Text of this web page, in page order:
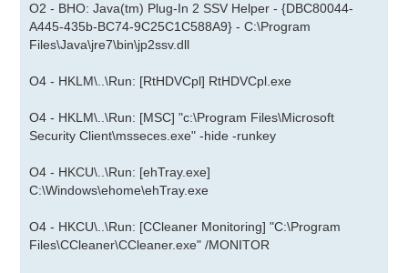
O2 - BHO: Java(tm) Plug-In 2 SSV Helper - {DBC80044-
A445-435b-BC74-9C25C1C588A9} - C:\Program
Files\Java\jre7\bin\jp2ssv.dll
O4 - HKLM\..\Run: [RtHDVCpl] RtHDVCpl.exe
O4 - HKLM\..\Run: [MSC] "c:\Program Files\Microsoft
Security Client\msseces.exe" -hide -runkey
O4 - HKCU\..\Run: [ehTray.exe]
C:\Windows\ehome\ehTray.exe
O4 - HKCU\..\Run: [CCleaner Monitoring] "C:\Program
Files\CCleaner\CCleaner.exe" /MONITOR